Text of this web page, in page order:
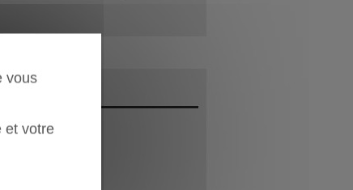
vous
et votre